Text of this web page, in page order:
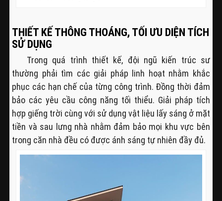
THIẾT KẾ THÔNG THOÁNG, TỐI ƯU DIỆN TÍCH
SỬ DỤNG
Trong quá trình thiết kế, đội ngũ kiến trúc sư
thường phải tìm các giải pháp linh hoạt nhằm khắc
phục các hạn chế của từng công trình. Đồng thời đảm
bảo các yêu cầu công năng tối thiểu. Giải pháp tích
hợp giếng trời cùng với sử dụng vật liệu lấy sáng ở mặt
tiền và sau lưng nhà nhằm đảm bảo mọi khu vực bên
trong căn nhà đều có được ánh sáng tự nhiên đầy đủ.